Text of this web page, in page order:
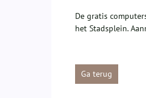
De gratis
het Stadsplein.
Ga terug